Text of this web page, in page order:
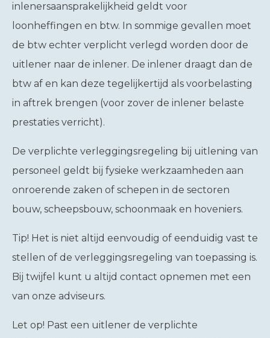
inlenersaansprakelijkheid geldt voor
loonheffingen en btw. In sommige gevallen moet
de btw echter verplicht verlegd worden door de
uitlener naar de inlener. De inlener draagt dan de
btw af en kan deze tegelijkertijd als voorbelasting
in aftrek brengen (voor zover de inlener belaste
prestaties verricht).
De verplichte verleggingsregeling bij uitlening van
personeel geldt bij fysieke werkzaamheden aan
onroerende zaken of schepen in de sectoren
bouw, scheepsbouw, schoonmaak en hoveniers.
Tip! Het is niet altijd eenvoudig of eenduidig vast te
stellen of de verleggingsregeling van toepassing is.
Bij twijfel kunt u altijd contact opnemen met een
van onze adviseurs.
Let op! Past een uitlener de verplichte